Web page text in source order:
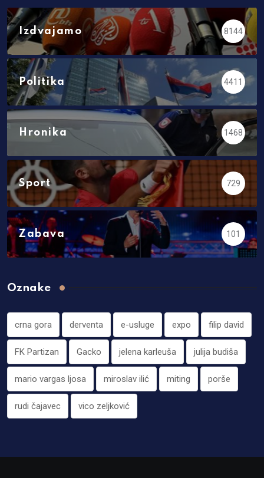
Izdvajamo 8144
Politika 4411
Hronika 1468
Sport 729
Zabava 101
Oznake
crna gora derventa e-usluge expo filip david
FK Partizan Gacko jelena karleuša julija budiša
mario vargas ljosa miroslav ilić miting porše
rudi čajavec vico zeljković